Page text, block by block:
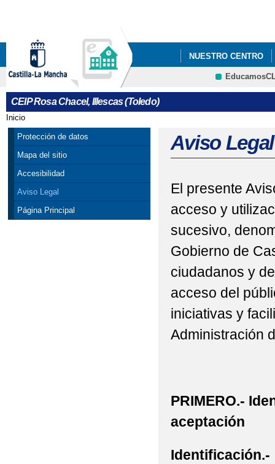
NUESTRO CENTRO
CEIP Rosa Chacel, Illescas (Toledo)
Se encuentra usted aquí
Inicio
Protección de datos
Mapa del sitio
Accesibilidad
Aviso Legal
Página Principal
Aviso Legal
El presente
acceso y
sucesivo,
Gobierno de
ciudadanos y
acceso del
iniciativas y
Administración
PRIMERO.-
aceptación
Identificación.-